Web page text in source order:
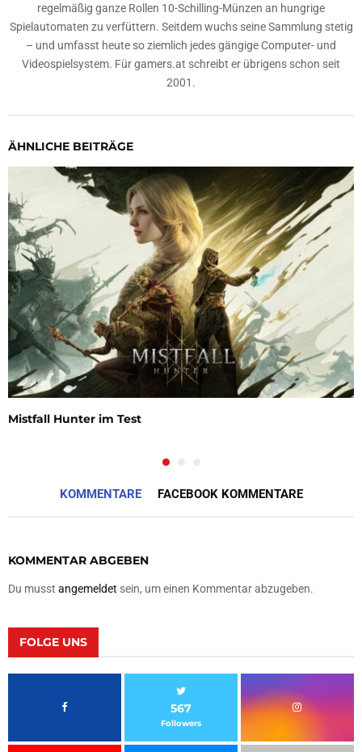
regelmäßig ganze Rollen 10-Schilling-Münzen an hungrige
Spielautomaten zu verfüttern. Seitdem wuchs seine Sammlung stetig
– und umfasst heute so ziemlich jedes gängige Computer- und
Videospielsystem. Für gamers.at schreibt er übrigens schon seit
2001.
ÄHNLICHE BEITRÄGE
Mistfall Hunter im Test
KOMMENTARE FACEBOOK KOMMENTARE
KOMMENTAR ABGEBEN
Du musst angemeldet sein, um einen Kommentar abzugeben.
FOLGE UNS
567
Followers